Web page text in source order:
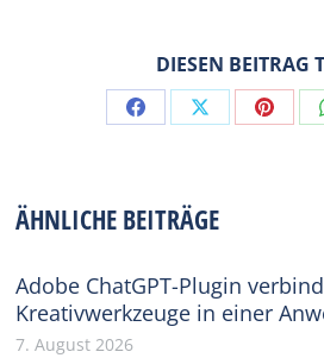
DIESEN BEITRAG
Share Share Share
ÄHNLICHE BEITRÄGE
Adobe ChatGPT-Plugin
Kreativwerkzeuge in einer
7. August 2026